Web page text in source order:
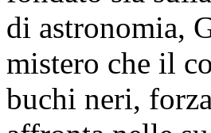
di astronomia,
mistero che il
buchi neri,